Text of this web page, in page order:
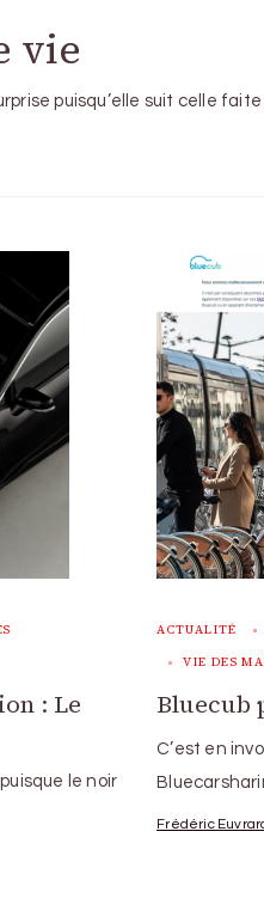
vie
puisqu’elle suit celle
: Le
le noir
ACTUALITÉ
VIE DES
Bluecub
C’est en
Frédéric